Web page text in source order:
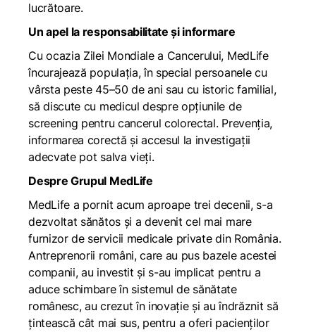
lucrătoare.
Un apel la responsabilitate și informare
Cu ocazia Zilei Mondiale a Cancerului, MedLife
încurajează populația, în special persoanele cu
vârsta peste 45–50 de ani sau cu istoric familial,
să discute cu medicul despre opțiunile de
screening pentru cancerul colorectal. Prevenția,
informarea corectă și accesul la investigații
adecvate pot salva vieți.
Despre Grupul MedLife
MedLife a pornit acum aproape trei decenii, s-a
dezvoltat sănătos și a devenit cel mai mare
furnizor de servicii medicale private din România.
Antreprenorii români, care au pus bazele acestei
companii, au investit și s-au implicat pentru a
aduce schimbare în sistemul de sănătate
românesc, au crezut în inovație și au îndrăznit să
țintească cât mai sus, pentru a oferi pacienților